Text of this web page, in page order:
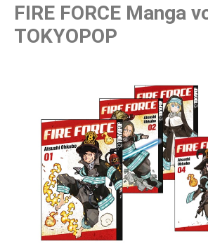
FIRE FORCE Manga
TOKYOPOP